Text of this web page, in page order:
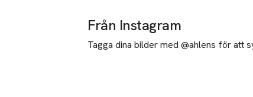
Från Instagram
Tagga dina bilder med @ahlens för att